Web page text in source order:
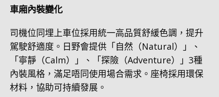
車廂內裝變化
司機位同埋上車位採用統一高品質舒緩色調，提升
駕駛舒適度。日野會提供「自然（Natural）」、
「寧靜（Calm）」、「探險（Adventure）」3種
內裝風格，滿足唔同使用場合需求。座椅採用環保
材料，協助可持續發展。